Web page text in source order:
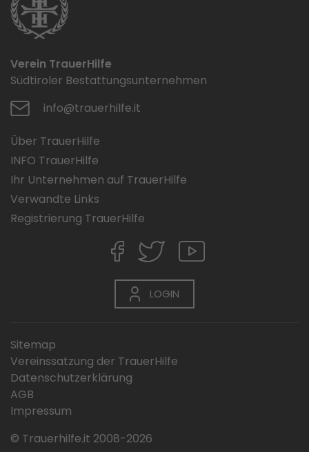
Verein TrauerHilfe
Südtiroler Bestattungsunternehmen
info@trauerhilfe.it
Über TrauerHilfe
INFO TrauerHilfe
Ihr Unternehmen auf TrauerHilfe
Verwandte Links
Registrierung TrauerHilfe
LOGIN
Sitemap
Vereinssatzung der TrauerHilfe
Datenschutzerklärung
AGB
Impressum
© Trauerhilfe.it 2008-2026